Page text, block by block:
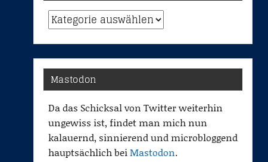
Kategorien
Mastodon
Da das Schicksal von Twitter weiterhin
ungewiss ist, findet man mich nun
kalauernd, sinnierend und microbloggend
hauptsächlich beiMastodon.